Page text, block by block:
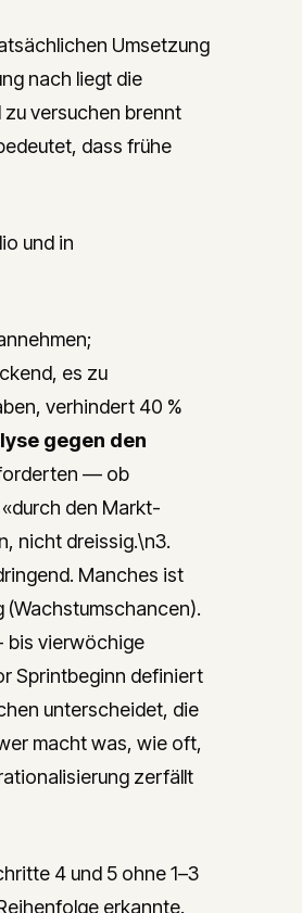
Umsetzung
nach liegt die
zu versuchen brennt
dass frühe
und in
es zu
verhindert 40 %
gegen den
— ob
den Markt-
nicht dreissig.\n3.
Manches ist
bis vierwöchige
Sprintbeginn definiert
unterscheidet, die
macht was, wie oft,
zerfällt
4 und 5 ohne 1–3
erkannte.